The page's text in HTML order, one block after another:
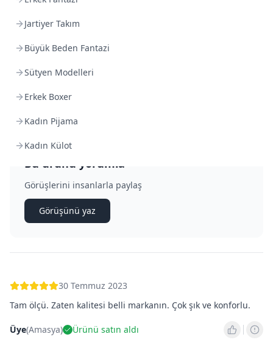
Jartiyer Takım
Büyük Beden Fantazi
Sütyen Modelleri
Erkek Boxer
Kadın Pijama
Kadın Külot
1 Yorum | Soru Sor
Bu ürünü yorumla
Görüşlerini insanlarla paylaş
Görüşünü yaz
30 Temmuz 2023
Tam ölçü. Zaten kalitesi belli markanın. Çok şık ve konforlu.
Üye(Amasya) Ürünü satın aldı